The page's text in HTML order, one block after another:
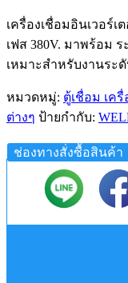
เครื่องเชื่อมอินเวอร์เ
เฟส 380V. มาพร้อม
เหมาะสำหรับงานระ
หมวดหมู่: ตู้เชื่อม เครื่
ต่างๆ ป้ายกำกับ:
ช่องทางสั่งซื้อสินค้า